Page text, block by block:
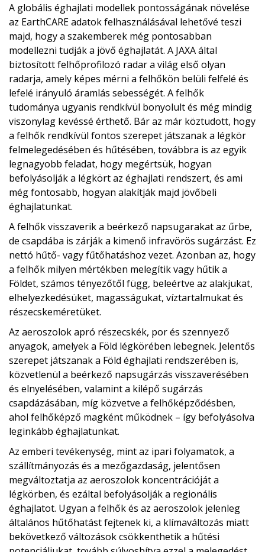
A globális éghajlati modellek pontosságának növelése
az EarthCARE adatok felhasználásával lehetővé teszi
majd, hogy a szakemberek még pontosabban
modellezni tudják a jövő éghajlatát. A JAXA által
biztosított felhőprofilozó radar a világ első olyan
radarja, amely képes mérni a felhőkön belüli felfelé és
lefelé irányuló áramlás sebességét. A felhők
tudománya ugyanis rendkívül bonyolult és még mindig
viszonylag kevéssé érthető. Bár az már köztudott, hogy
a felhők rendkívül fontos szerepet játszanak a légkör
felmelegedésében és hűtésében, továbbra is az egyik
legnagyobb feladat, hogy megértsük, hogyan
befolyásolják a légkört az éghajlati rendszert, és ami
még fontosabb, hogyan alakítják majd jövőbeli
éghajlatunkat.
A felhők visszaverik a beérkező napsugarakat az űrbe,
de csapdába is zárják a kimenő infravörös sugárzást. Ez
nettó hűtő- vagy fűtőhatáshoz vezet. Azonban az, hogy
a felhők milyen mértékben melegítik vagy hűtik a
Földet, számos tényezőtől függ, beleértve az alakjukat,
elhelyezkedésüket, magasságukat, víztartalmukat és
részecskeméretüket.
Az aeroszolok apró részecskék, por és szennyező
anyagok, amelyek a Föld légkörében lebegnek. Jelentős
szerepet játszanak a Föld éghajlati rendszerében is,
közvetlenül a beérkező napsugárzás visszaverésében
és elnyelésében, valamint a kilépő sugárzás
csapdázásában, míg közvetve a felhőképződésben,
ahol felhőképző magként működnek – így befolyásolva
leginkább éghajlatunkat.
Az emberi tevékenység, mint az ipari folyamatok, a
szállítmányozás és a mezőgazdaság, jelentősen
megváltoztatja az aeroszolok koncentrációját a
légkörben, és ezáltal befolyásolják a regionális
éghajlatot. Ugyan a felhők és az aeroszolok jelenleg
általános hűtőhatást fejtenek ki, a klímaváltozás miatt
bekövetkező változások csökkenthetik a hűtési